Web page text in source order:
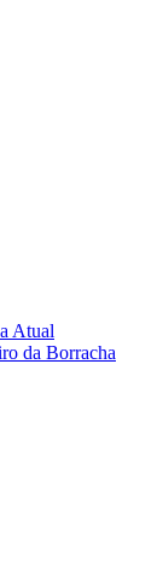
Atual
da Borracha